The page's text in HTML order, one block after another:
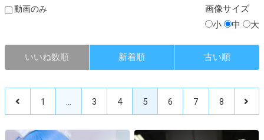
動画のみ 画像サイズ
小
中 大
いいね数順 新着順 古い順
1 … 3 4 5 6 7 8